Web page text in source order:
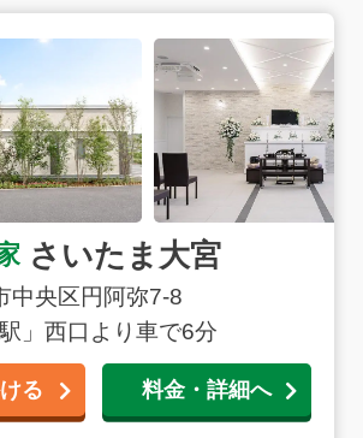
勢崎線「越谷駅」より
新越谷駅・南越谷駅」徒歩16分)は一
用いただける家族葬式場です。中央区
すべての式場で直葬・火葬式・一日
葬が執り行えます。火葬はさいたま市
斎場の浦和斎場もしくは大宮聖苑を利
金は死亡届に記載をする死亡者がさい
があれば、市民料金（浦和斎場：
：7,000円）でご利用いただけます。
送が必要な場合は、中央区
日、深夜早朝でも対応できる体制が整
安心してご連絡ください。
さいたま大宮
中央区円阿弥7-8
」西口より車で6分
る 料金・詳細へ